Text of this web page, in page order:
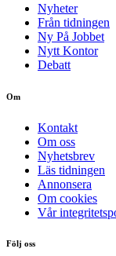
Nyheter
Från tidningen
Ny På Jobbet
Nytt Kontor
Debatt
Om
Kontakt
Om oss
Nyhetsbrev
Läs tidningen
Annonsera
Om cookies
Vår
Följ oss